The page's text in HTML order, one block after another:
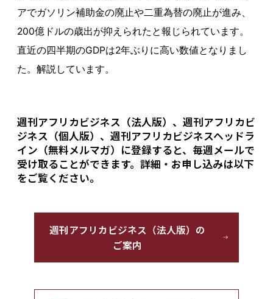
アでガソリン補助金の廃止や二重為替の廃止が進み、
200億ドルの歳出が抑えられたと報じられています。
直近の四半期のGDPは2年ぶりに高い数値となりまし
た。解説しています。
週刊アフリカビジネス（法人版）、週刊アフリカビ
ジネス（個人版）、週刊アフリカビジネスヘッドラ
イン（無料メルマガ）に登録すると、毎週メールで
受け取ることができます。詳細・お申し込みは以下
をご覧ください。
週刊アフリカビジネス（法人版）の
ご案内